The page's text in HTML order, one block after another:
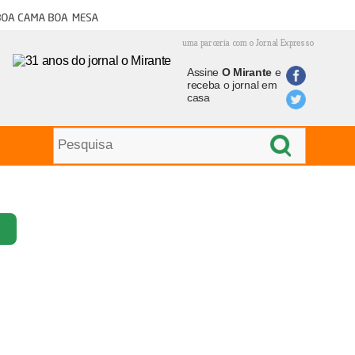
cama boa mesa
uma parceria com o Jornal Expresso
Assine O Mirantee
receba o jornal em
casa